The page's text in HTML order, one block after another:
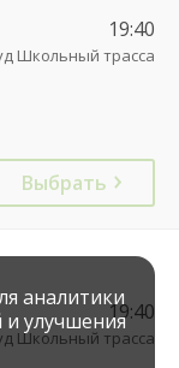
19:40
Школьный трасса
Выбрать
19:40
Школьный трасса
аналитики
улучшения